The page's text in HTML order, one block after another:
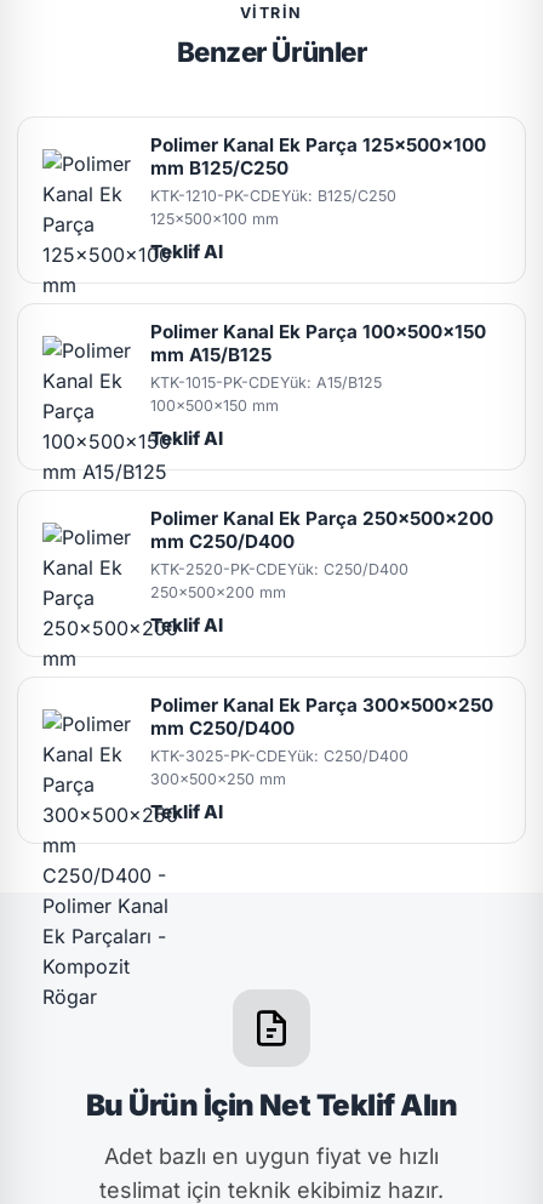
VITRIN
Benzer Ürünler
Polimer Kanal Ek Parça 125x500x100
mm B125/C250
KTK-1210-PK-CDEYük: B125/C250
125x500x100 mm
Teklif Al
Polimer Kanal Ek Parça 100x500x150
mm A15/B125
KTK-1015-PK-CDEYük: A15/B125
100x500x150 mm
Teklif Al
Polimer Kanal Ek Parça 250x500x200
mm C250/D400
KTK-2520-PK-CDEYük: C250/D400
250x500x200 mm
Teklif Al
Polimer Kanal Ek Parça 300x500x250
mm C250/D400
KTK-3025-PK-CDEYük: C250/D400
300x500x250 mm
Teklif Al
Bu Ürün İçin Net Teklif Alın
Adet bazlı en uygun fiyat ve hızlı
teslimat için teknik ekibimiz hazır.